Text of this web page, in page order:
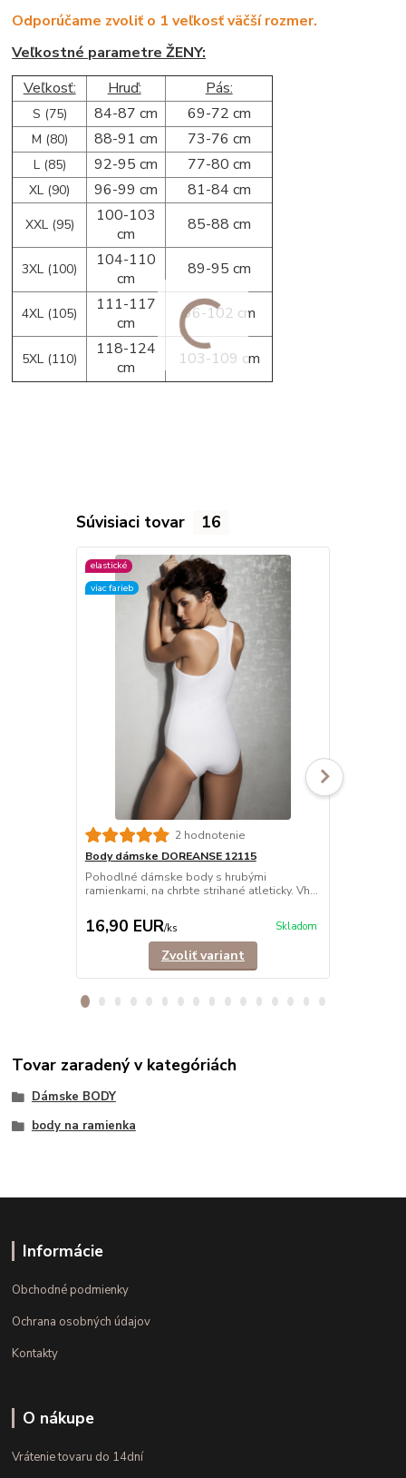
Odporúčame zvoliť o 1 veľkosť väčší rozmer.
Veľkostné parametre ŽENY:
Veľkosť:
Hruď: Pás:
S (75) 84-87 cm 69-72 cm
M (80) 88-91 cm 73-76 cm
L (85) 92-95 cm 77-80 cm
XL (90) 96-99 cm 81-84 cm
XXL (95)
100-103
cm
85-88 cm
3XL (100)
104-110
cm
89-95 cm
4XL (105)
111-117
cm
96-102 cm
5XL (110)
118-124
cm
103-109 cm
Súvisiaci tovar 16
elastické
viac farieb
2 hodnotenie
Body dámske DOREANSE 12115
Pohodlné dámske body s hrubými
ramienkami, na chrbte strihané atleticky. Vh...
16,90 EUR/ks Skladom
Zvoliť variant
Tovar zaradený v kategóriách
Dámske BODY
body na ramienka
Informácie
Obchodné podmienky
Ochrana osobných údajov
Kontakty
O nákupe
Vrátenie tovaru do 14dní